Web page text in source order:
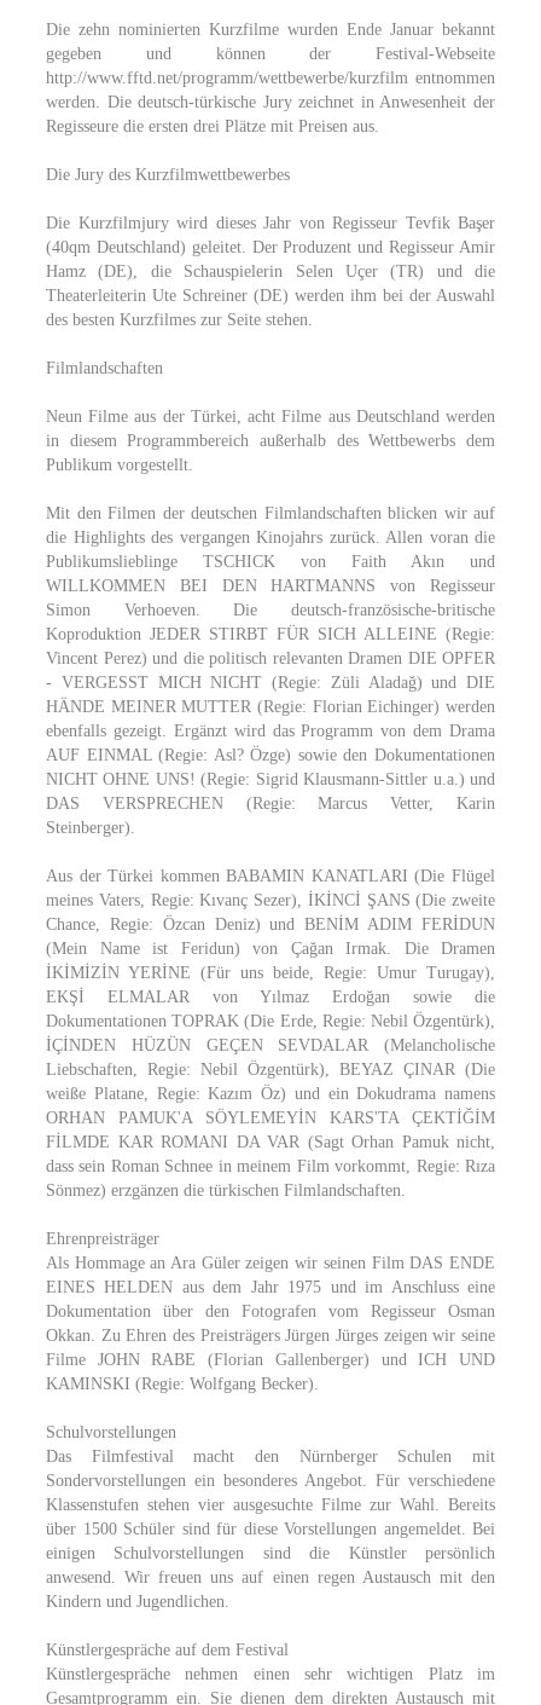
Die zehn nominierten Kurzfilme wurden Ende Januar bekannt
gegeben und können der Festival-Webseite
http://www.fftd.net/programm/wettbewerbe/kurzfilm entnommen
werden. Die deutsch-türkische Jury zeichnet in Anwesenheit der
Regisseure die ersten drei Plätze mit Preisen aus.
Die Jury des Kurzfilmwettbewerbes
Die Kurzfilmjury wird dieses Jahr von Regisseur Tevfik Başer
(40qm Deutschland) geleitet. Der Produzent und Regisseur Amir
Hamz (DE), die Schauspielerin Selen Uçer (TR) und die
Theaterleiterin Ute Schreiner (DE) werden ihm bei der Auswahl
des besten Kurzfilmes zur Seite stehen.
Filmlandschaften
Neun Filme aus der Türkei, acht Filme aus Deutschland werden
in diesem Programmbereich außerhalb des Wettbewerbs dem
Publikum vorgestellt.
Mit den Filmen der deutschen Filmlandschaften blicken wir auf
die Highlights des vergangen Kinojahrs zurück. Allen voran die
Publikumslieblinge TSCHICK von Faith Akın und
WILLKOMMEN BEI DEN HARTMANNS von Regisseur
Simon Verhoeven. Die deutsch-französische-britische
Koproduktion JEDER STIRBT FÜR SICH ALLEINE (Regie:
Vincent Perez) und die politisch relevanten Dramen DIE OPFER
- VERGESST MICH NICHT (Regie: Züli Aladağ) und DIE
HÄNDE MEINER MUTTER (Regie: Florian Eichinger) werden
ebenfalls gezeigt. Ergänzt wird das Programm von dem Drama
AUF EINMAL (Regie: Asl? Özge) sowie den Dokumentationen
NICHT OHNE UNS! (Regie: Sigrid Klausmann-Sittler u.a.) und
DAS VERSPRECHEN (Regie: Marcus Vetter, Karin
Steinberger).
Aus der Türkei kommen BABAMIN KANATLARI (Die Flügel
meines Vaters, Regie: Kıvanç Sezer), İKİNCİ ŞANS (Die zweite
Chance, Regie: Özcan Deniz) und BENİM ADIM FERİDUN
(Mein Name ist Feridun) von Çağan Irmak. Die Dramen
İKİMİZİN YERİNE (Für uns beide, Regie: Umur Turugay),
EKŞİ ELMALAR von Yılmaz Erdoğan sowie die
Dokumentationen TOPRAK (Die Erde, Regie: Nebil Özgentürk),
İÇİNDEN HÜZÜN GEÇEN SEVDALAR (Melancholische
Liebschaften, Regie: Nebil Özgentürk), BEYAZ ÇINAR (Die
weiße Platane, Regie: Kazım Öz) und ein Dokudrama namens
ORHAN PAMUK'A SÖYLEMEYİN KARS'TA ÇEKTİĞİM
FİLMDE KAR ROMANI DA VAR (Sagt Orhan Pamuk nicht,
dass sein Roman Schnee in meinem Film vorkommt, Regie: Rıza
Sönmez) erzgänzen die türkischen Filmlandschaften.
Ehrenpreisträger
Als Hommage an Ara Güler zeigen wir seinen Film DAS ENDE
EINES HELDEN aus dem Jahr 1975 und im Anschluss eine
Dokumentation über den Fotografen vom Regisseur Osman
Okkan. Zu Ehren des Preisträgers Jürgen Jürges zeigen wir seine
Filme JOHN RABE (Florian Gallenberger) und ICH UND
KAMINSKI (Regie: Wolfgang Becker).
Schulvorstellungen
Das Filmfestival macht den Nürnberger Schulen mit
Sondervorstellungen ein besonderes Angebot. Für verschiedene
Klassenstufen stehen vier ausgesuchte Filme zur Wahl. Bereits
über 1500 Schüler sind für diese Vorstellungen angemeldet. Bei
einigen Schulvorstellungen sind die Künstler persönlich
anwesend. Wir freuen uns auf einen regen Austausch mit den
Kindern und Jugendlichen.
Künstlergespräche auf dem Festival
Künstlergespräche nehmen einen sehr wichtigen Platz im
Gesamtprogramm ein. Sie dienen dem direkten Austausch mit